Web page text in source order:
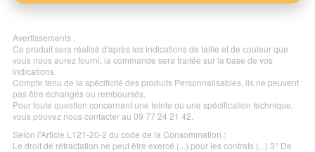
Avertissements :
Ce produit sera réalisé d'après les indications de taille et de couleur que
vous nous aurez fourni, la commande sera traitée sur la base de vos
indications.
Compte tenu de la spécificité des produits Personnalisables, ils ne peuvent
pas être échangés ou remboursés.
Pour toute question concernant une teinte ou une spécification technique,
vous pouvez nous contacter au 09 77 24 21 42.
Selon l'Article L121-20-2 du code de la Consommation :
Le droit de rétractation ne peut être exercé (...) pour les contrats (...) 3° De